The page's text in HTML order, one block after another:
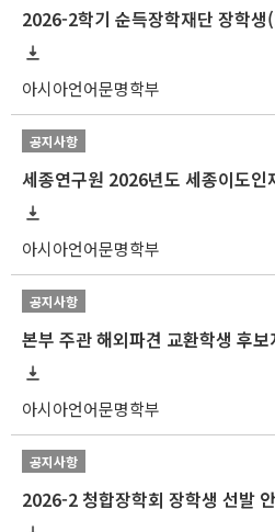
아시아언어문명학부
공지사항
아시아언어문명학부
공지사항
본부 주관 해외파견 교환학생 후
아시아언어문명학부
공지사항
2026-2 청합장학회 장학생 선발